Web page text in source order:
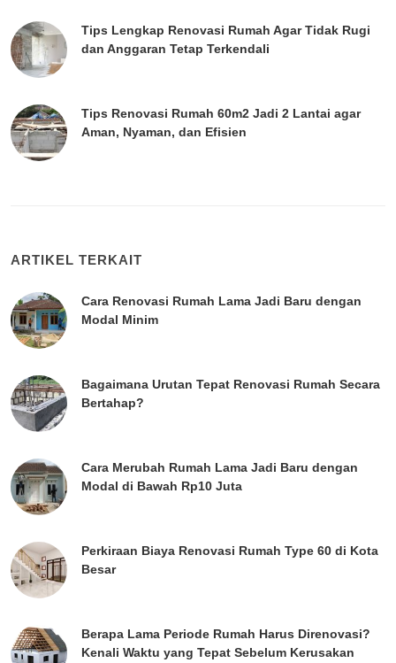
Tips Lengkap Renovasi Rumah Agar Tidak Rugi
dan Anggaran Tetap Terkendali
Tips Renovasi Rumah 60m2 Jadi 2 Lantai agar
Aman, Nyaman, dan Efisien
ARTIKEL TERKAIT
Cara Renovasi Rumah Lama Jadi Baru dengan
Modal Minim
Bagaimana Urutan Tepat Renovasi Rumah Secara
Bertahap?
Cara Merubah Rumah Lama Jadi Baru dengan
Modal di Bawah Rp10 Juta
Perkiraan Biaya Renovasi Rumah Type 60 di Kota
Besar
Berapa Lama Periode Rumah Harus Direnovasi?
Kenali Waktu yang Tepat Sebelum Kerusakan